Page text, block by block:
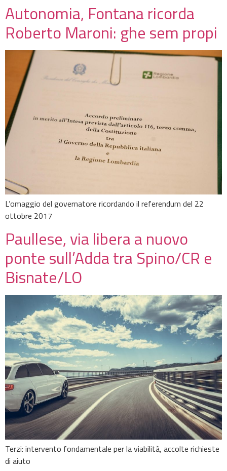
Autonomia, Fontana ricorda
Roberto Maroni: ghe sem propi
L’omaggio del governatore ricordando il referendum del 22
ottobre 2017
Paullese, via libera a nuovo
ponte sull’Adda tra Spino/CR e
Bisnate/LO
Terzi: intervento fondamentale per la viabilità, accolte richieste
di aiuto